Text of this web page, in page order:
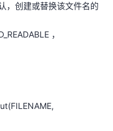
，创建或替换该文件名的
，